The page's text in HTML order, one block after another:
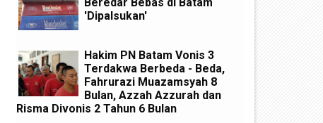
'Dipalsukan'
Hakim PN Batam Vonis 3
Terdakwa Berbeda - Beda,
Fahrurazi Muazamsyah 8
Bulan, Azzah Azzurah dan
Risma Divonis 2 Tahun 6 Bulan